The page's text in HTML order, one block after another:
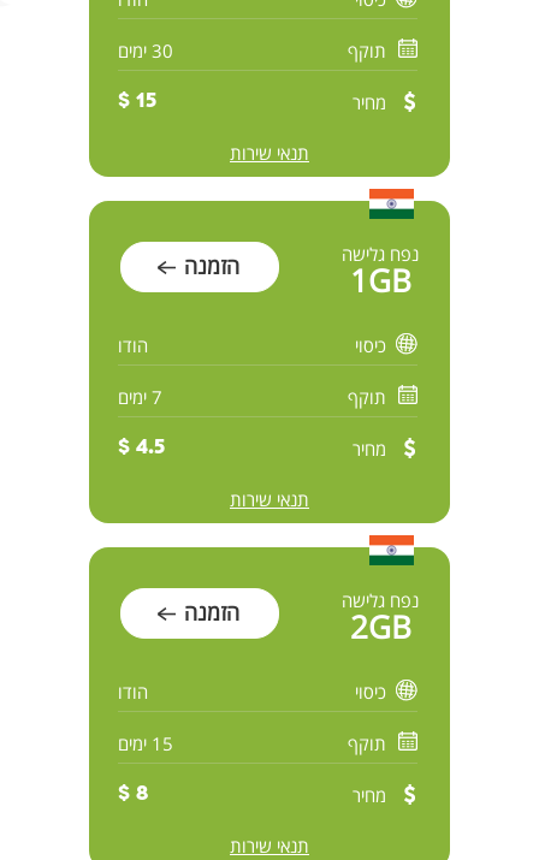
תוקף 30 ימים
מחיר 15 $
תנאי שירות
נפח גלישה
1GB הזמנה
כיסוי הודו
תוקף 7 ימים
מחיר 4.5 $
תנאי שירות
נפח גלישה
2GB הזמנה
כיסוי הודו
תוקף 15 ימים
מחיר 8 $
תנאי שירות